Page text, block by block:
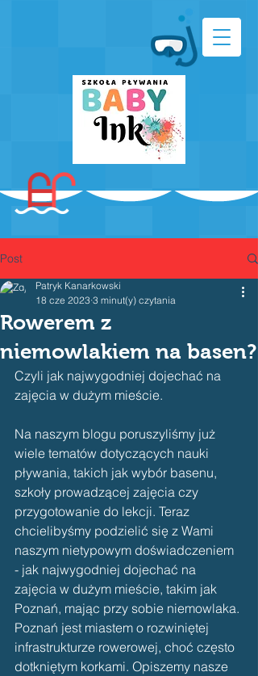
Post
Rowerem z
niemowlakiem na basen?
Patryk Kanarkowski
18 cze 2023 3 minut(y) czytania
Czyli jak najwygodniej dojechać na
zajęcia w dużym mieście.
Na naszym blogu poruszyliśmy już
wiele tematów dotyczących nauki
pływania, takich jak wybór basenu,
szkoły prowadzącej zajęcia czy
przygotowanie do lekcji. Teraz
chcielibyśmy podzielić się z Wami
naszym nietypowym doświadczeniem
- jak najwygodniej dojechać na
zajęcia w dużym mieście, takim jak
Poznań, mając przy sobie niemowlaka.
Poznań jest miastem o rozwiniętej
infrastrukturze rowerowej, choć często
dotkniętym korkami. Opiszemy nasze